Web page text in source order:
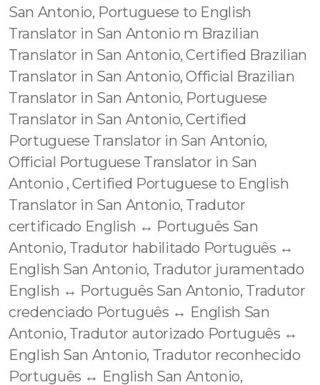
San Antonio, Portuguese to English
Translator in San Antonio m Brazilian
Translator in San Antonio, Certified Brazilian
Translator in San Antonio, Official Brazilian
Translator in San Antonio, Portuguese
Translator in San Antonio, Certified
Portuguese Translator in San Antonio,
Official Portuguese Translator in San
Antonio , Certified Portuguese to English
Translator in San Antonio, Tradutor
certificado English ↔️ Português San
Antonio, Tradutor habilitado Português ↔️
English San Antonio, Tradutor juramentado
English ↔️ Português San Antonio, Tradutor
credenciado Português ↔️ English San
Antonio, Tradutor autorizado Português ↔️
English San Antonio, Tradutor reconhecido
Português ↔️ English San Antonio,